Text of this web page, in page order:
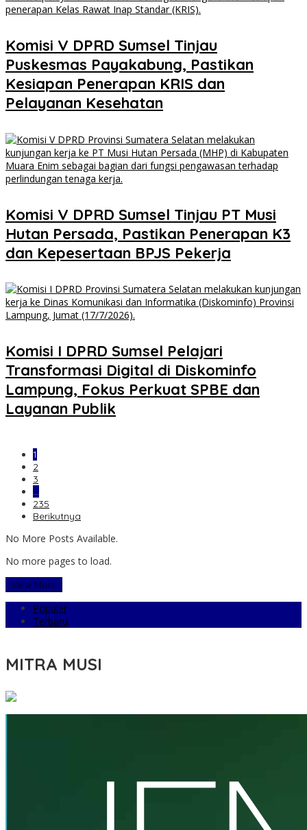
Komisi V DPRD Sumsel Tinjau
Puskesmas Payakabung, Pastikan
Kesiapan Penerapan KRIS dan
Pelayanan Kesehatan
Komisi V DPRD Sumsel Tinjau PT Musi
Hutan Persada, Pastikan Penerapan K3
dan Kepesertaan BPJS Pekerja
Komisi I DPRD Sumsel Pelajari
Transformasi Digital di Diskominfo
Lampung, Fokus Perkuat SPBE dan
Layanan Publik
1
2
3
235
Berikutnya
No More Posts Available.
No more pages to load.
View More
Populer
Terbaru
MITRA MUSI